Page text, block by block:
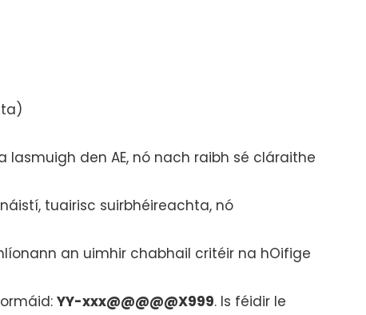
den AE, nó nach raibh sé cláraithe
tuairisc suirbhéireachta, nó
an uimhir chabhail critéir na hOifige
YY-xxx@@@@@X999. Is féidir le